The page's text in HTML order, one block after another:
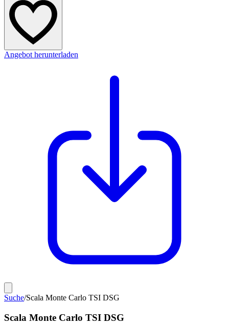
Angebot herunterladen
Suche/Scala Monte Carlo TSI DSG
Scala Monte Carlo TSI DSG